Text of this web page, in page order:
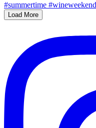
Load More